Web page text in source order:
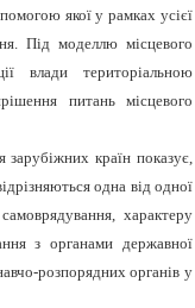
якої у рамках усієї
Під моделлю місцевого
влади територіальною
питань місцевого
зарубіжних країн показує,
одна від одної
характеру
з органами державної
розпорядних органів у